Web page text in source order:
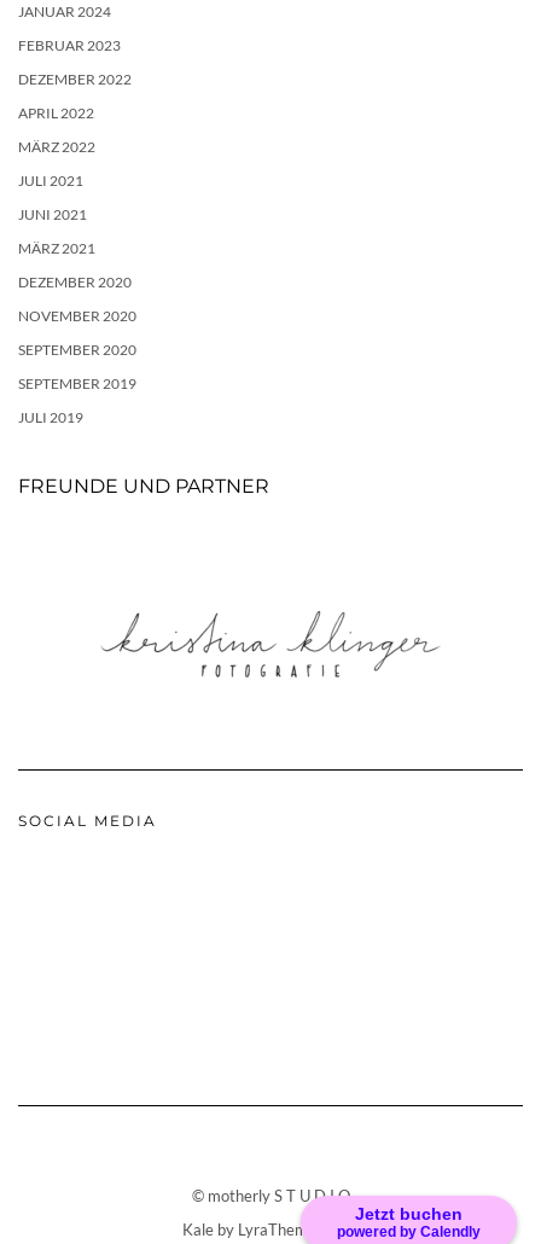
Jetzt buchen
powered by Calendly
JANUAR 2024
FEBRUAR 2023
DEZEMBER 2022
APRIL 2022
MÄRZ 2022
JULI 2021
JUNI 2021
MÄRZ 2021
DEZEMBER 2020
NOVEMBER 2020
SEPTEMBER 2020
SEPTEMBER 2019
JULI 2019
FREUNDE UND PARTNER
SOCIAL MEDIA
© motherly S T U D I O
Kaleby LyraThemes.com.